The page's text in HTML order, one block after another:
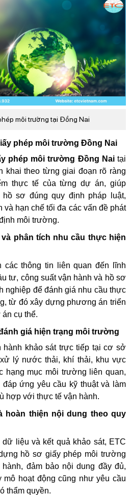
môi trường tại Đồng Nai
phép môi trường Đồng Nai
phép môi trường Đồng Nai tại
khai theo từng giai đoạn rõ ràng
thực tế của từng dự án, giúp
sơ đúng quy định pháp luật,
và hạn chế tối đa các vấn đề phát
môi trường.
phân tích nhu cầu thực hiện
các thông tin liên quan đến lĩnh
tư, công suất vận hành và hồ sơ
nghiệp để đánh giá nhu cầu thực
từ đó xây dựng phương án triển
cụ thể.
giá hiện trạng môi trường
hành khảo sát trực tiếp tại cơ sở
lý nước thải, khí thải, khu vực
hạng mục môi trường liên quan,
ứng yêu cầu kỹ thuật và làm
hợp với thực tế vận hành.
hoàn thiện nội dung theo quy
liệu và kết quả khảo sát, ETC
hồ sơ giấy phép môi trường
đảm bảo nội dung đầy đủ,
mô hoạt động cũng như yêu cầu
thẩm quyền.